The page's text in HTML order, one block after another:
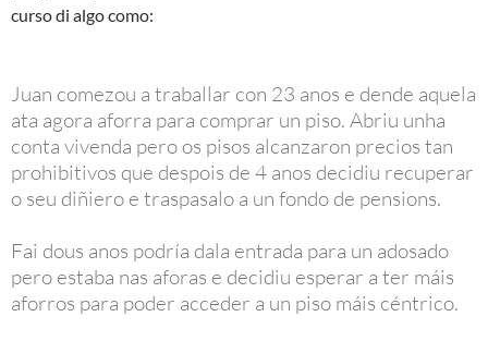
curso di algo como:
Juan comezou a traballar con 23 anos e dende aquela
ata agora aforra para comprar un piso. Abriu unha
conta vivenda pero os pisos alcanzaron precios tan
prohibitivos que despois de 4 anos decidiu recuperar
o seu diñiero e traspasalo a un fondo de pensions.
Fai dous anos podría dala entrada para un adosado
pero estaba nas aforas e decidiu esperar a ter máis
aforros para poder acceder a un piso máis céntrico.